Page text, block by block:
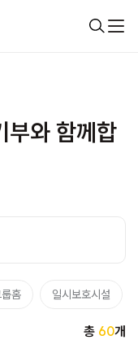
부와 함께합
홈 일시보호시설
총 60개